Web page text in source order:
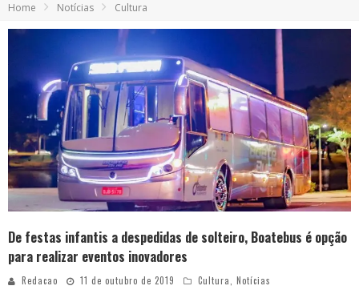
Home Notícias Cultura
De festas infantis a despedidas de solteiro, Boatebus é opção
para realizar eventos inovadores
Redacao 11 de outubro de 2019 Cultura, Notícias